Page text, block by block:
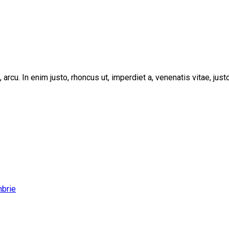
In enim justo, rhoncus ut, imperdiet a, venenatis vitae,